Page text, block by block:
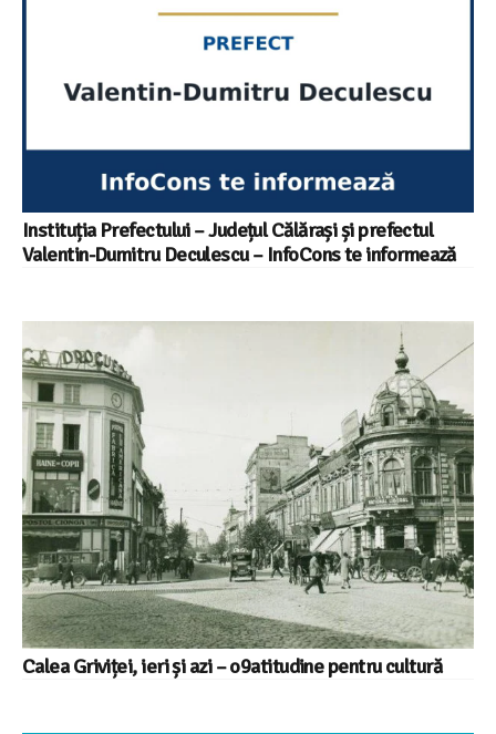
Instituția Prefectului – Județul Călărași și prefectul
Valentin-Dumitru Deculescu – InfoCons te informează
Calea Griviței, ieri și azi – o9atitudine pentru cultură